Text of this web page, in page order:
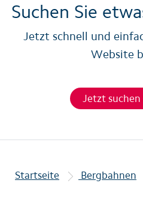
Suchen Sie
Jetzt schnell und
Website
Jetzt suchen
Startseite Bergbahnen